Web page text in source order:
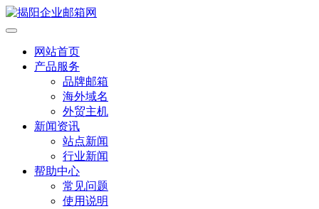
网站首页
产品服务
品牌邮箱
海外域名
外贸主机
新闻资讯
站点新闻
行业新闻
帮助中心
常见问题
使用说明